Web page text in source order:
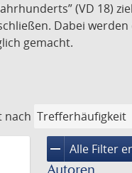
(VD 18)
Dabei werden
gemacht.
nach
remove Alle Filter